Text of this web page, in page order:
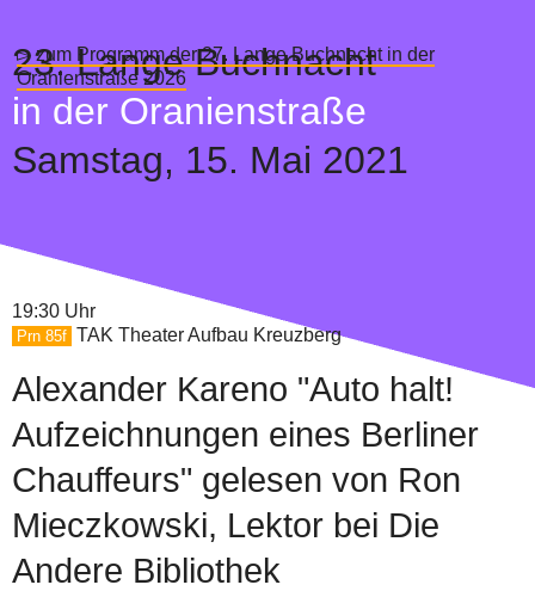
▻ zum Programm der 27. Lange Buchnacht in der
Oranienstraße 2026
23.Lange Buchnacht
in der Oranienstraße
Samstag, 15. Mai 2021
19:30 Uhr
Prn 85f TAK Theater Aufbau Kreuzberg
Alexander Kareno "Auto halt!
Aufzeichnungen eines Berliner
Chauffeurs" gelesen von Ron
Mieczkowski, Lektor bei Die
Andere Bibliothek